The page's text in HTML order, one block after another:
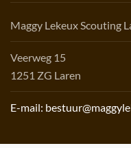
Maggy Lekeux Scouting
Veerweg 15
1251 ZG Laren
E-mail: